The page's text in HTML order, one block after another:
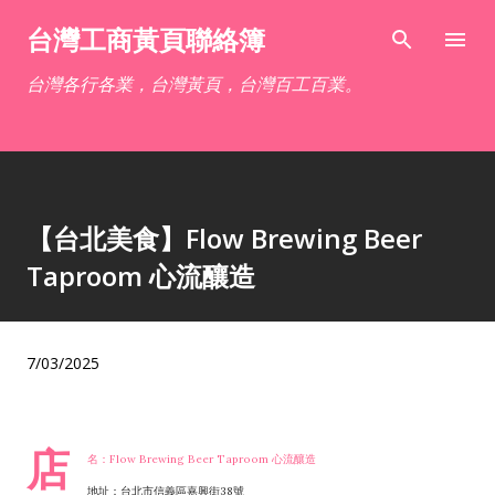
跳到主要內容
台灣工商黃頁聯絡簿
台灣各行各業，台灣黃頁，台灣百工百業。
【台北美食】Flow Brewing Beer
Taproom 心流釀造
7/03/2025
店 名：Flow Brewing Beer Taproom 心流釀造
地址：台北市信義區嘉興街38號